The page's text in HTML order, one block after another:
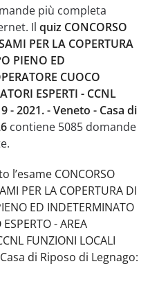
più completa
Il quiz CONCORSO
PER LA COPERTURA
PIENO ED
CUOCO
ESPERTI - CCNL
- 2021. - Veneto - Casa di
contiene 5085 domande
CONCORSO
PER LA COPERTURA DI
ED INDETERMINATO
- AREA
FUNZIONI LOCALI
di Riposo di Legnago: